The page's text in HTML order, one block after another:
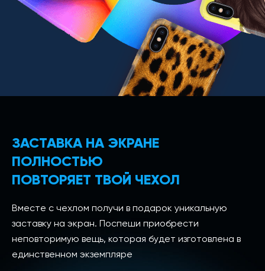
ЗАСТАВКА НА ЭКРАНЕ
ПОЛНОСТЬЮ
ПОВТОРЯЕТ ТВОЙ ЧЕХОЛ
Вместе с чехлом получи в подарок уникальную
заставку на экран. Поспеши приобрести
неповторимую вещь, которая будет изготовлена в
единственном экземпляре